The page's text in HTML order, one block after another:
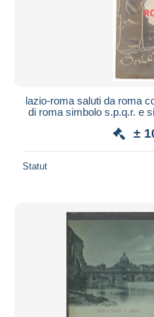
lazio-roma saluti da roma
di roma simbolo s.p.q.r. e
±
Statut